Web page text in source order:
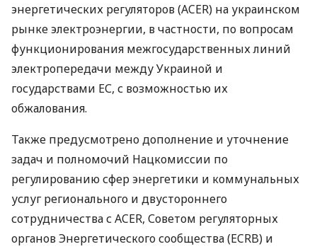
энергетических регуляторов (ACER) на украинском
рынке электроэнергии, в частности, по вопросам
функционирования межгосударственных линий
электропередачи между Украиной и
государствами ЕС, с возможностью их
обжалования.
Также предусмотрено дополнение и уточнение
задач и полномочий Нацкомиссии по
регулированию сфер энергетики и коммунальных
услуг регионального и двустороннего
сотрудничества с ACER, Советом регуляторных
органов Энергетического сообщества (ECRB) и